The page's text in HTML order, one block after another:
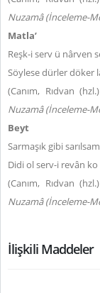
Nuzamâ (İnceleme-
Matla’
Reşk-i serv ü nârven
Söylese dürler döker
(Canım, Rıdvan
Nuzamâ (İnceleme-
Beyt
Sarmaşık gibi
Didi ol serv-i revân
(Canım, Rıdvan
Nuzamâ (İnceleme-
İlişkili Maddeler